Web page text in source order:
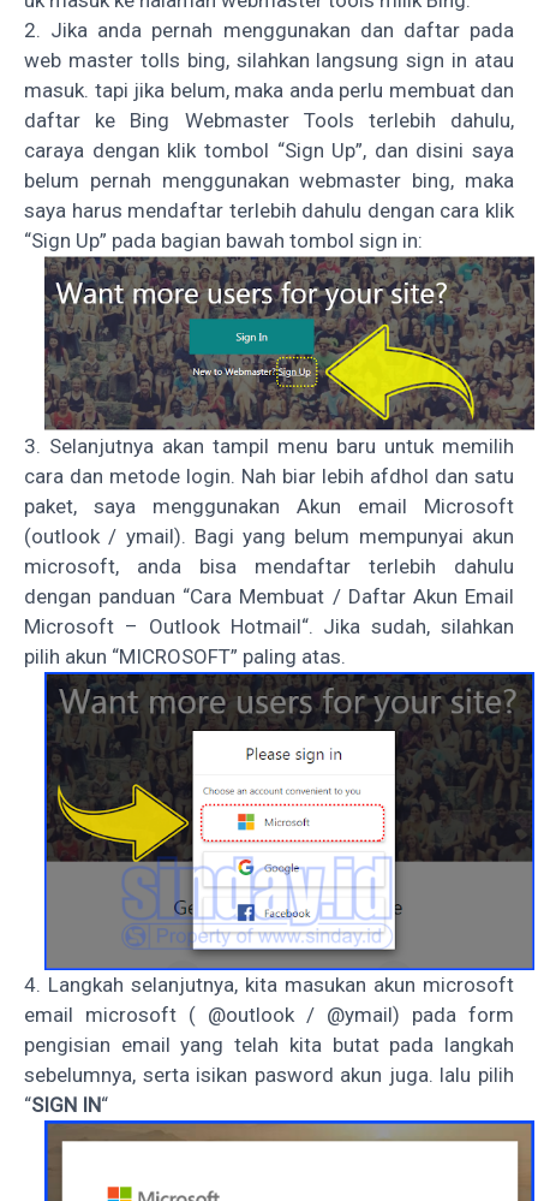
2. Jika anda pernah menggunakan dan daftar pada
web master tolls bing, silahkan langsung sign in atau
masuk. tapi jika belum, maka anda perlu membuat dan
daftar ke Bing Webmaster Tools terlebih dahulu,
caraya dengan klik tombol “Sign Up”, dan disini saya
belum pernah menggunakan webmaster bing, maka
saya harus mendaftar terlebih dahulu dengan cara klik
“Sign Up” pada bagian bawah tombol sign in:
3. Selanjutnya akan tampil menu baru untuk memilih
cara dan metode login. Nah biar lebih afdhol dan satu
paket, saya menggunakan Akun email Microsoft
(outlook / ymail). Bagi yang belum mempunyai akun
microsoft, anda bisa mendaftar terlebih dahulu
dengan panduan “Cara Membuat / Daftar Akun Email
Microsoft – Outlook Hotmail“. Jika sudah, silahkan
pilih akun “MICROSOFT” paling atas.
4. Langkah selanjutnya, kita masukan akun microsoft
email microsoft ( @outlook / @ymail) pada form
pengisian email yang telah kita butat pada langkah
sebelumnya, serta isikan pasword akun juga. lalu pilih
“SIGN IN“